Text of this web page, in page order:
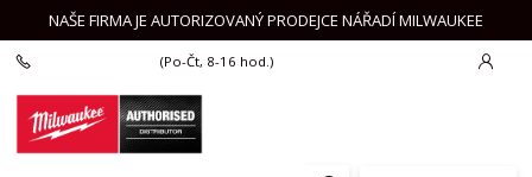
NAŠE FIRMA JE AUTORIZOVANÝ PRODEJCE NÁŘADÍ MILWAUKEE
(Po-Čt, 8-16 hod.)